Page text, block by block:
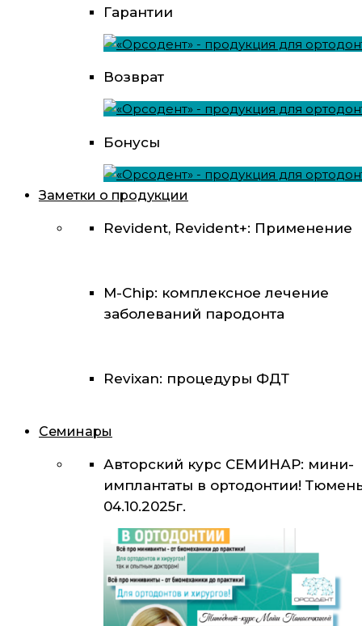
Гарантии
Возврат
Бонусы
Заметки о продукции
Revident, Revident+: Применение
M-Chip: комплексное лечение
заболеваний пародонта
Revixan: процедуры ФДТ
Семинары
Авторский курс СЕМИНАР: мини-
имплантаты в ортодонтии!
04.10.2025г.